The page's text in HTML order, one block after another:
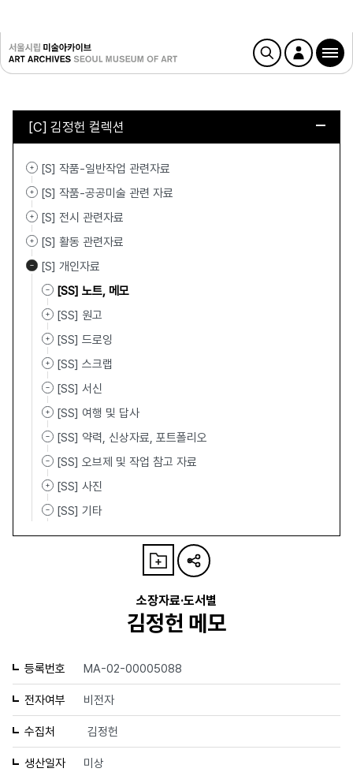
[C] 김정헌 컬렉션
[S] 작품-일반작업 관련자료
[S] 작품-공공미술 관련 자료
[S] 전시 관련자료
[S] 활동 관련자료
[S] 개인자료
[SS] 노트, 메모
[SS] 원고
[SS] 드로잉
[SS] 스크랩
[SS] 서신
[SS] 여행 및 답사
[SS] 약력, 신상자료, 포트폴리오
[SS] 오브제 및 작업 참고 자료
[SS] 사진
[SS] 기타
소장자료·도서별
김정헌 메모
등록번호 MA-02-00005088
전자여부 비전자
수집처 김정헌
생산일자 미상